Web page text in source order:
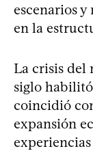
escenarios
en la
La crisis del
siglo
coincidió
expansión